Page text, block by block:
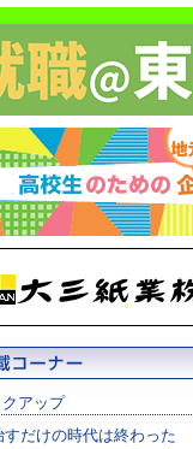
アップ
すだけの時代は終わった